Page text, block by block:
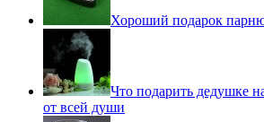
Хороший подарок
Что подарить дедушке
от всей души